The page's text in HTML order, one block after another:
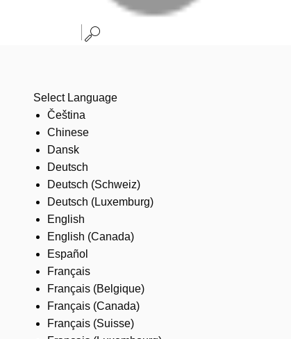
Select Language
Čeština
Chinese
Dansk
Deutsch
Deutsch (Schweiz)
Deutsch (Luxemburg)
English
English (Canada)
Español
Français
Français (Belgique)
Français (Canada)
Français (Suisse)